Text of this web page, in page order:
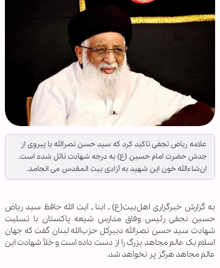
علامه ریاض نجفی تاکید کرد که سید حسن نصرالله با پیروی از
جدش حضرت امام حسین (ع) به درجه شهادت نائل شده است.
ان‌شاءالله خون این شهید به آزادی بیت المقدس می انجامد.
به گزارش خبرگزاری اهل‌بیت(ع) ـ ابنا ـ آیت الله حافظ سید ریاض
حسین نجفی رئیس وفاق مدارس شیعه پاکستان با تسلیت
شهادت سید حسن نصرالله دبیرکل حزب‌الله لبنان گفت که جهان
اسلام یک عالم مجاهد بزرگ را از دست داده است و خلأ شهادت این
عالم مجاهد هرگز پر نخواهد شد.